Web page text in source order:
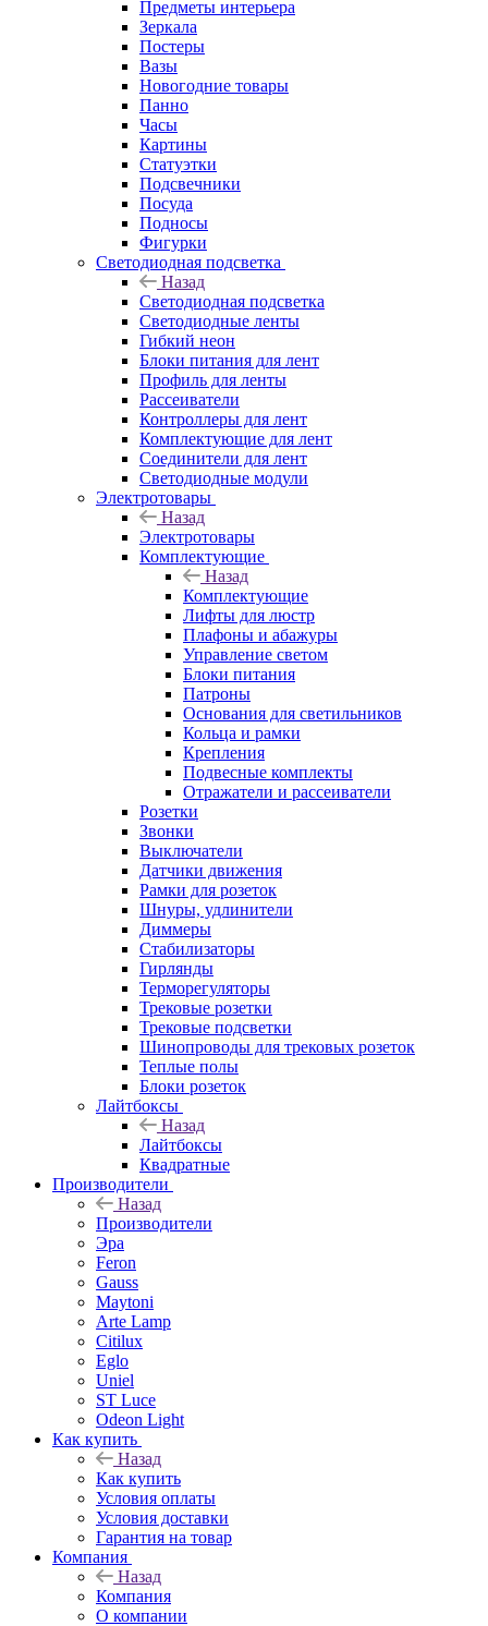
Предметы интерьера
Зеркала
Постеры
Вазы
Новогодние товары
Панно
Часы
Картины
Статуэтки
Подсвечники
Посуда
Подносы
Фигурки
Светодиодная подсветка
Назад
Светодиодная подсветка
Светодиодные ленты
Гибкий неон
Блоки питания для лент
Профиль для ленты
Рассеиватели
Контроллеры для лент
Комплектующие для лент
Соединители для лент
Светодиодные модули
Электротовары
Назад
Электротовары
Комплектующие
Назад
Комплектующие
Лифты для люстр
Плафоны и абажуры
Управление светом
Блоки питания
Патроны
Основания для светильников
Кольца и рамки
Крепления
Подвесные комплекты
Отражатели и рассеиватели
Розетки
Звонки
Выключатели
Датчики движения
Рамки для розеток
Шнуры, удлинители
Диммеры
Стабилизаторы
Гирлянды
Терморегуляторы
Трековые розетки
Трековые подсветки
Шинопроводы для трековых розеток
Теплые полы
Блоки розеток
Лайтбоксы
Назад
Лайтбоксы
Квадратные
Производители
Назад
Производители
Эра
Feron
Gauss
Maytoni
Arte Lamp
Citilux
Eglo
Uniel
ST Luce
Odeon Light
Как купить
Назад
Как купить
Условия оплаты
Условия доставки
Гарантия на товар
Компания
Назад
Компания
О компании